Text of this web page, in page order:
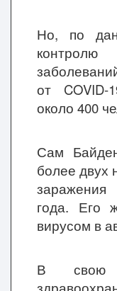
Но, по
от COVID-
около 400
Сам
более двух
заражения
года. Его
вирусом в
В свою